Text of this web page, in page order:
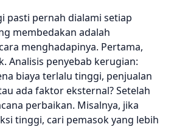
pasti pernah dialami setiap
membedakan adalah
menghadapinya. Pertama,
Analisis penyebab kerugian:
biaya terlalu tinggi, penjualan
ada faktor eksternal? Setelah
perbaikan. Misalnya, jika
tinggi, cari pemasok yang lebih